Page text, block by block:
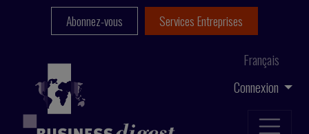
Connexion
Français
Abonnez-vous Services Entreprises